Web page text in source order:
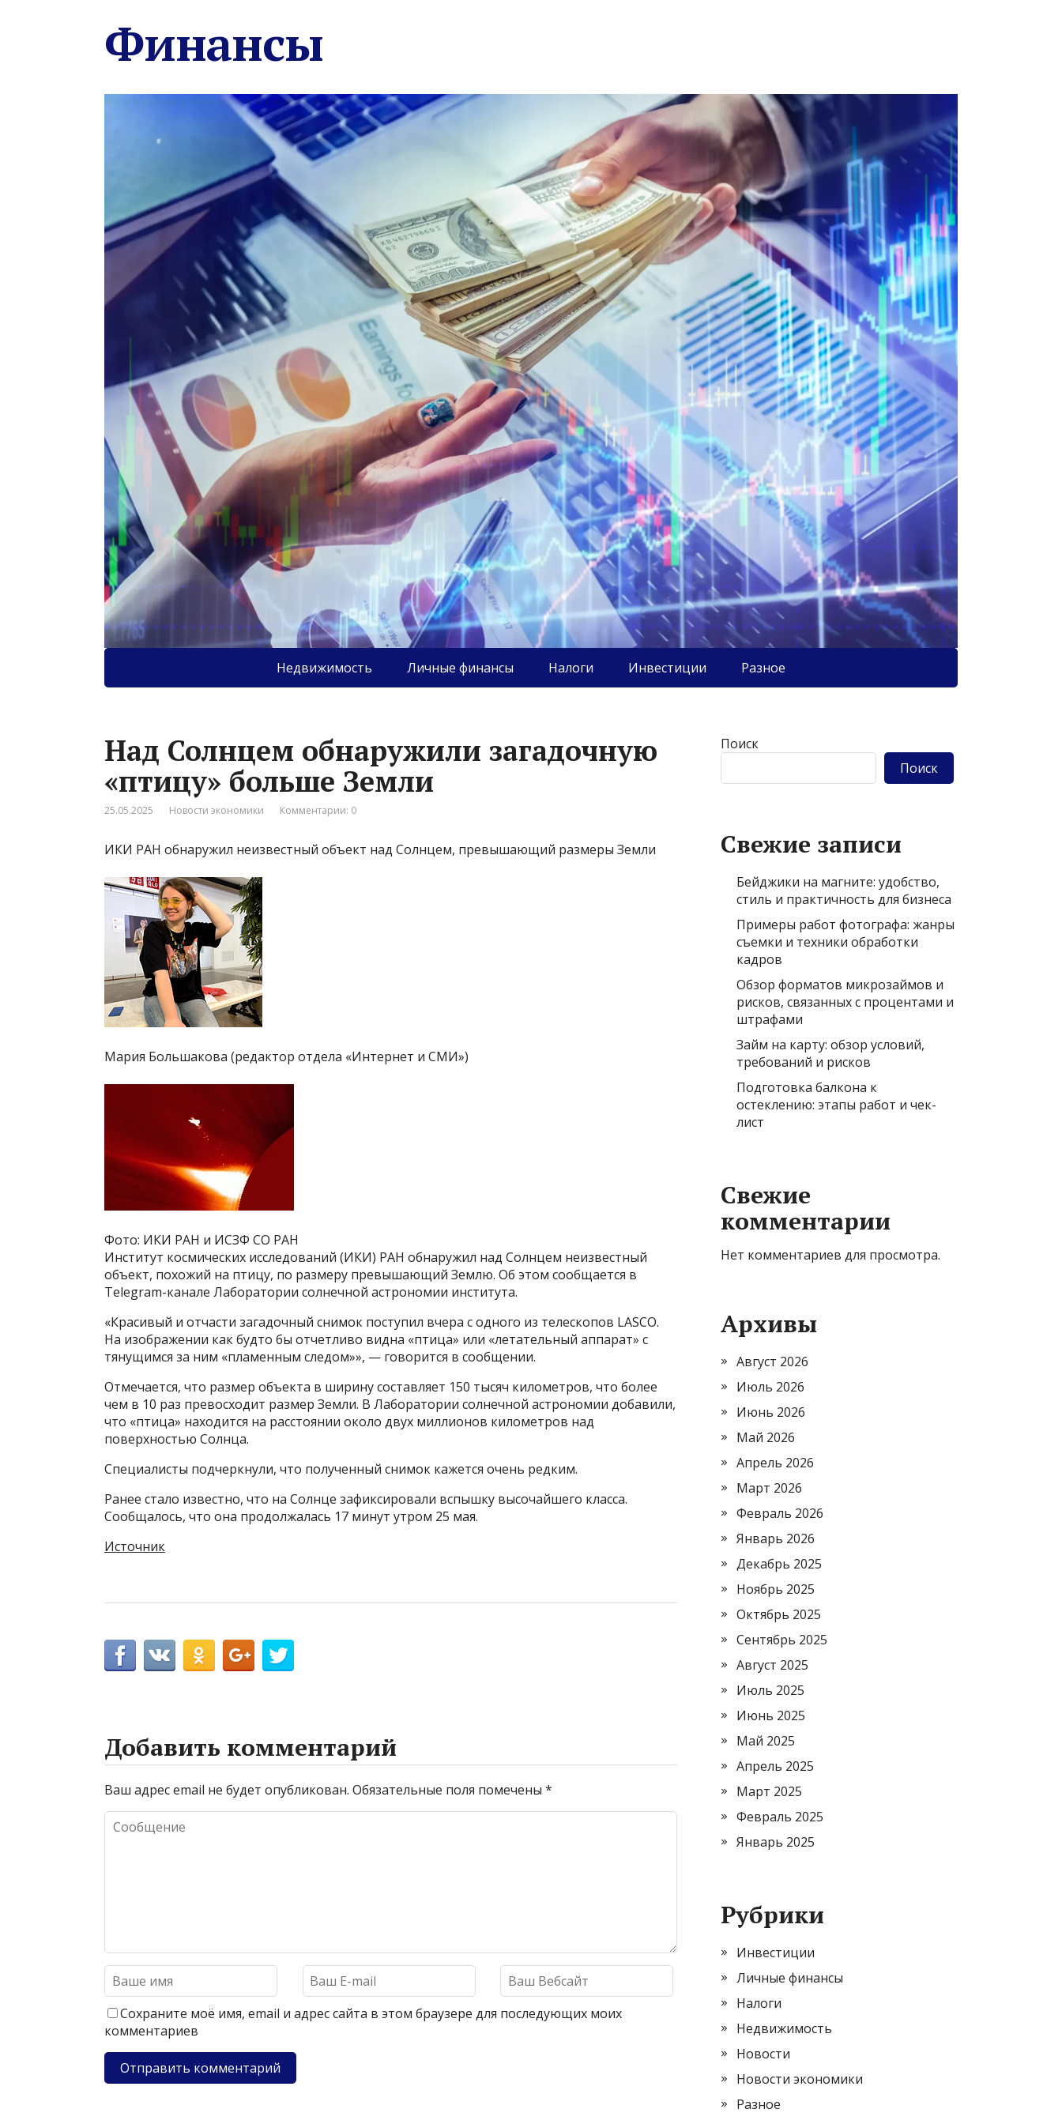
Финансы
Недвижимость Личные финансы Налоги Инвестиции Разное
Над Солнцем обнаружили загадочную
«птицу» больше Земли
25.05.2025 Новости экономики Комментарии: 0
ИКИ РАН обнаружил неизвестный объект над Солнцем, превышающий размеры Земли
Мария Большакова (редактор отдела «Интернет и СМИ»)
Фото: ИКИ РАН и ИСЗФ СО РАН
Институт космических исследований (ИКИ) РАН обнаружил над Солнцем неизвестный
объект, похожий на птицу, по размеру превышающий Землю. Об этом сообщается в
Telegram-канале Лаборатории солнечной астрономии института.
«Красивый и отчасти загадочный снимок поступил вчера с одного из телескопов LASCO.
На изображении как будто бы отчетливо видна «птица» или «летательный аппарат» с
тянущимся за ним «пламенным следом»», — говорится в сообщении.
Отмечается, что размер объекта в ширину составляет 150 тысяч километров, что более
чем в 10 раз превосходит размер Земли. В Лаборатории солнечной астрономии добавили,
что «птица» находится на расстоянии около двух миллионов километров над
поверхностью Солнца.
Специалисты подчеркнули, что полученный снимок кажется очень редким.
Ранее стало известно, что на Солнце зафиксировали вспышку высочайшего класса.
Сообщалось, что она продолжалась 17 минут утром 25 мая.
Источник
Добавить комментарий
Ваш адрес email не будет опубликован. Обязательные поля помечены *
Сохраните моё имя, email и адрес сайта в этом браузере для последующих моих
комментариев
Поиск
Поиск
Свежие записи
Бейджики на магните: удобство,
стиль и практичность для бизнеса
Примеры работ фотографа: жанры
съемки и техники обработки
кадров
Обзор форматов микрозаймов и
рисков, связанных с процентами и
штрафами
Займ на карту: обзор условий,
требований и рисков
Подготовка балкона к
остеклению: этапы работ и чек-
лист
Свежие
комментарии
Нет комментариев для просмотра.
Архивы
Август 2026
Июль 2026
Июнь 2026
Май 2026
Апрель 2026
Март 2026
Февраль 2026
Январь 2026
Декабрь 2025
Ноябрь 2025
Октябрь 2025
Сентябрь 2025
Август 2025
Июль 2025
Июнь 2025
Май 2025
Апрель 2025
Март 2025
Февраль 2025
Январь 2025
Рубрики
Инвестиции
Личные финансы
Налоги
Недвижимость
Новости
Новости экономики
Разное